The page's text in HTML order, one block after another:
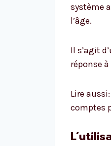
système
l’âge.
Il s’agit
réponse
Lire
comptes